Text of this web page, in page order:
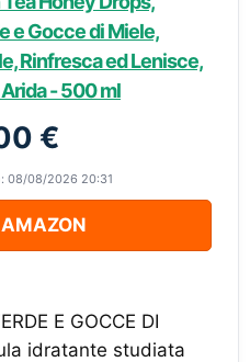
e Gocce di Miele,
Rinfresca ed Lenisce,
- 500 ml
€
08/08/2026 20:31
E GOCCE DI
idratante studiata